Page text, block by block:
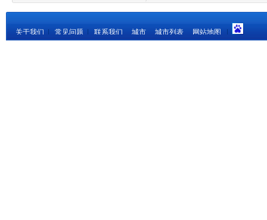
关于我们 常见问题 联系我们 城市 城市列表 网站地图